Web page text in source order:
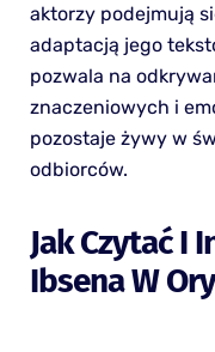
aktorzy podejmują
adaptacją jego
pozwala na
znaczeniowych i
pozostaje żywy w
odbiorców.
Jak Czytać I
Ibsena W